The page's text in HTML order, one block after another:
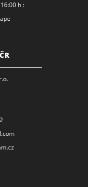
h :
--